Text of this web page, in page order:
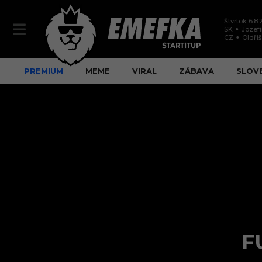
Štvrtok
SK
CZ
PREMIUM MEME VIRAL ZÁBAVA